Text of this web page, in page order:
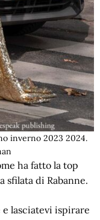
inverno 2023 2024.
ha fatto la top
sfilata di Rabanne.
e lasciatevi ispirare